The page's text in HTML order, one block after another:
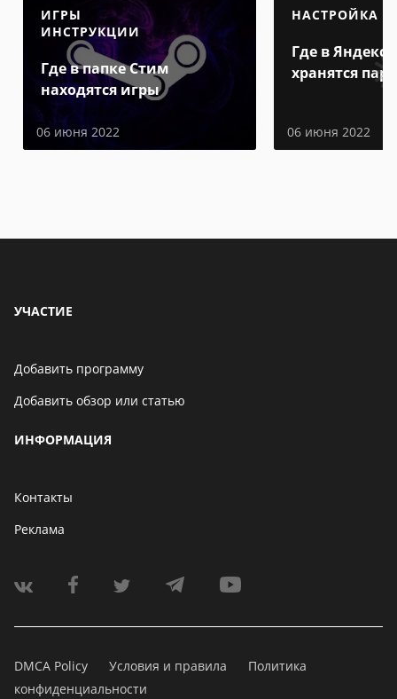
ИГРЫ
ИНСТРУКЦИИ
Где в папке Стим
находятся игры
06 июня 2022
НАСТРОЙКА
Где в Яндекс
хранятся
06 июня 2022
УЧАСТИЕ
Добавить программу
Добавить обзор или статью
ИНФОРМАЦИЯ
Контакты
Реклама
DMCA Policy Условия и правила
Политика
конфиденциальности